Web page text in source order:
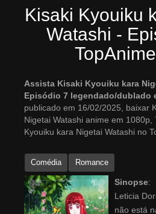
Kisaki Kyouiku
Watashi -
Assista Kisaki Kyouiku kara
Episódio 7 legendado/dublado
publicado em 16/02/2025, baixar
Nigetai Watashi anime em 1080p,
Kyouiku kara Nigetai Watashi no
Comédia Romance
Sinopse:
Leticia
não está